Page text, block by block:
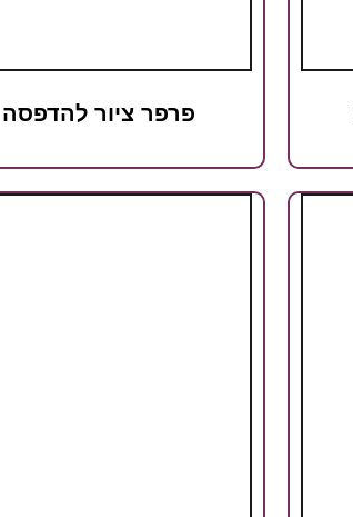
פרפר ציור להדפסה